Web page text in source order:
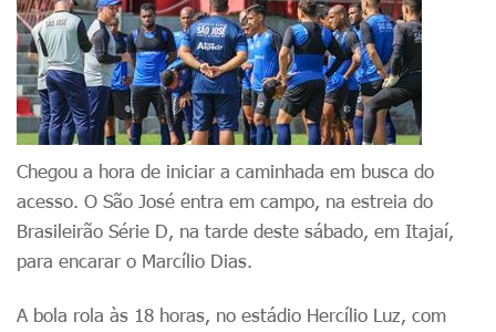
Chegou a hora de iniciar a caminhada em busca do
acesso. O São José entra em campo, na estreia do
Brasileirão Série D, na tarde deste sábado, em Itajaí,
para encarar o Marcílio Dias.
A bola rola às 18 horas, no estádio Hercílio Luz, com